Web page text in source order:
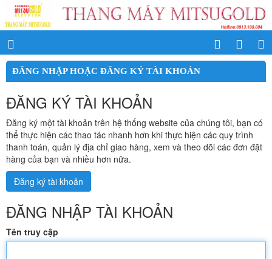
ĐĂNG NHẬP HOẶC ĐĂNG KÝ TÀI KHOẢN
ĐĂNG KÝ TÀI KHOẢN
Đăng ký một tài khoản trên hệ thống website của chúng tôi, bạn có
thể thực hiện các thao tác nhanh hơn khi thực hiện các quy trình
thanh toán, quản lý địa chỉ giao hàng, xem và theo dõi các đơn đặt
hàng của bạn và nhiều hơn nữa.
Đăng ký tài khoản
ĐĂNG NHẬP TÀI KHOẢN
Tên truy cập